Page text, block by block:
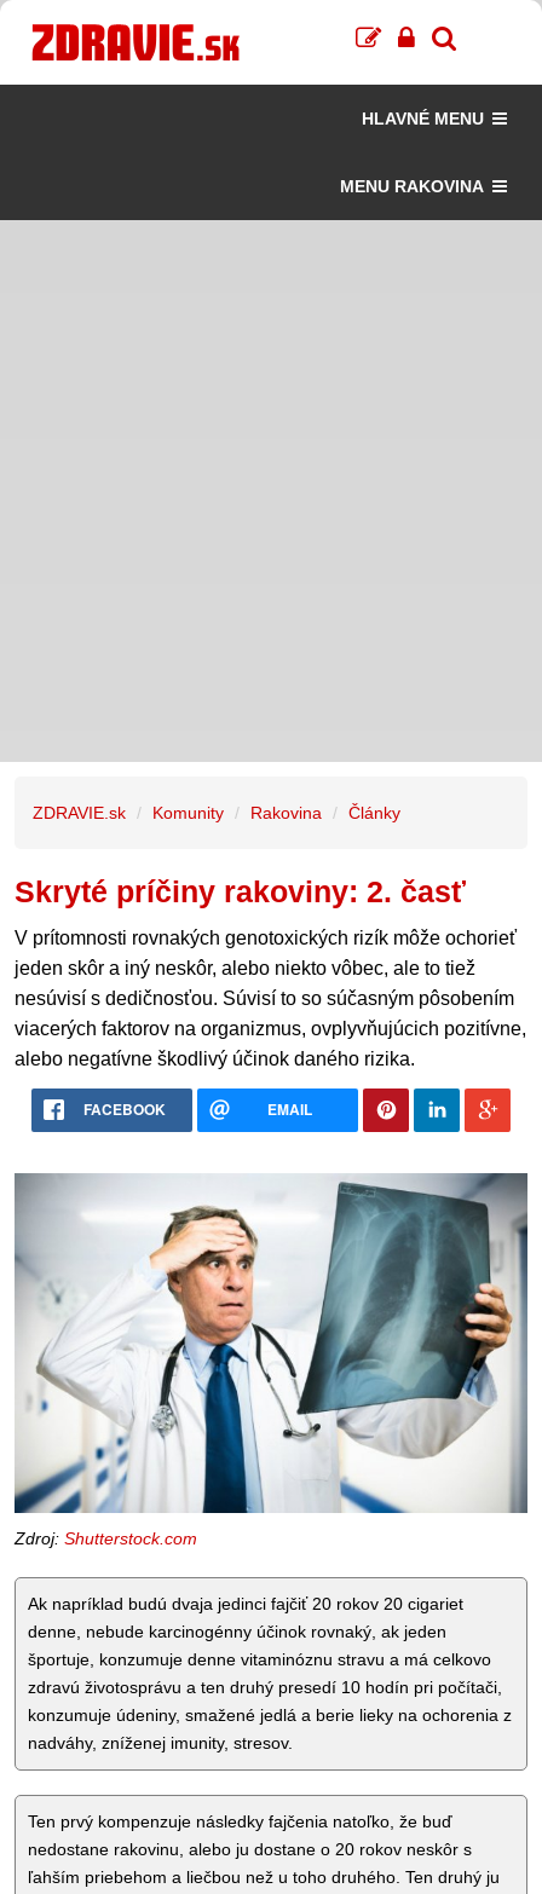
HLAVNÉ MENU
MENU RAKOVINA
ZDRAVIE.sk Komunity Rakovina Články
Skryté príčiny rakoviny: 2. časť
V prítomnosti rovnakých genotoxických rizík môže ochorieť
jeden skôr a iný neskôr, alebo niekto vôbec, ale to tiež
nesúvisí s dedičnosťou. Súvisí to so súčasným pôsobením
viacerých faktorov na organizmus, ovplyvňujúcich pozitívne,
alebo negatívne škodlivý účinok daného rizika.
FACEBOOK EMAIL
Zdroj: Shutterstock.com
Ak napríklad budú dvaja jedinci fajčiť 20 rokov 20 cigariet
denne, nebude karcinogénny účinok rovnaký, ak jeden
športuje, konzumuje denne vitaminóznu stravu a má celkovo
zdravú životosprávu a ten druhý presedí 10 hodín pri počítači,
konzumuje údeniny, smažené jedlá a berie lieky na ochorenia z
nadváhy, zníženej imunity, stresov.
Ten prvý kompenzuje následky fajčenia natoľko, že buď
nedostane rakovinu, alebo ju dostane o 20 rokov neskôr s
ľahším priebehom a liečbou než u toho druhého. Ten druhý ju